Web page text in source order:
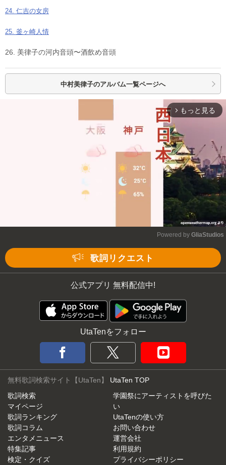
24. 仁吉の女房
25. 釜ヶ崎人情
26. 美律子の河内音頭〜酒飲め音頭
中村美律子のアルバム一覧ページへ
arrow_forward_ios もっと見る
Powered by GliaStudios
歌詞リクエスト
公式アプリ 無料配信中!
UtaTenをフォロー
無料歌詞検索サイト【UtaTen】 UtaTen TOP
歌詞検索
マイページ
歌詞ランキング
歌詞コラム
エンタメニュース
特集記事
検定・クイズ
学園祭にアーティストを呼びた
い
UtaTenの使い方
お問い合わせ
運営会社
利用規約
プライバシーポリシー